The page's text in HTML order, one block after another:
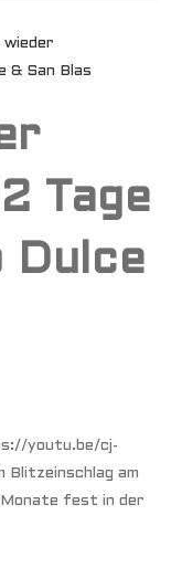
Tage
Dulce
youtu.be/cj-
am
Monate fest in der